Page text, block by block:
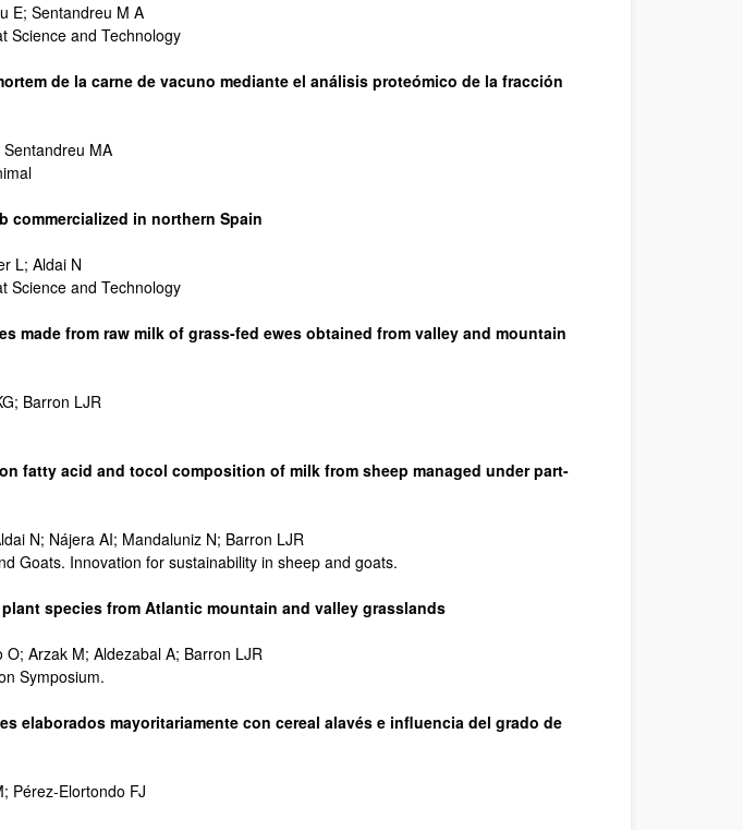
E; Sentandreu M A
Science and Technology
de la carne de vacuno mediante el análisis proteómico de la fracción
MA
commercialized in northern Spain
L; Aldai N
Science and Technology
made from raw milk of grass-fed ewes obtained from valley and mountain
Barron LJR
fatty acid and tocol composition of milk from sheep managed under part-
N; Nájera AI; Mandaluniz N; Barron LJR
Goats. Innovation for sustainability in sheep and goats.
species from Atlantic mountain and valley grasslands
Arzak M; Aldezabal A; Barron LJR
Symposium.
elaborados mayoritariamente con cereal alavés e influencia del grado de
Pérez-Elortondo FJ